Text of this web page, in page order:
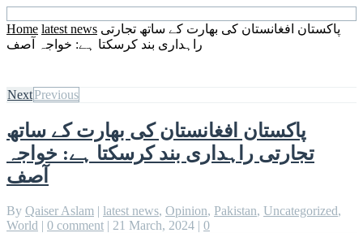
Home latest news پاکستان افغانستان کی بھارت کے ساتھ تجارتی
راہداری بند کرسکتا ہے: خواجہ آصف
NextPrevious
پاکستان افغانستان کی بھارت کے ساتھ
تجارتی راہداری بند کرسکتا ہے: خواجہ
آصف
By Qaiser Aslam | latest news, Opinion, Pakistan, Uncategorized,
World | 0 comment | 21 March, 2024 | 0